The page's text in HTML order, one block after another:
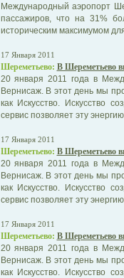
Международный аэропорт
пассажиров, что на 31%
историческим максимумом
17 Января 2011
Шереметьево: В Шереметьево
20 января 2011 года в
Вернисаж. В этот день мы
как Искусство. Искусство
сервис позволяет эту энергию
17 Января 2011
Шереметьево: В Шереметьево
20 января 2011 года в
Вернисаж. В этот день мы
как Искусство. Искусство
сервис позволяет эту энергию
17 Января 2011
Шереметьево: В Шереметьево
20 января 2011 года в
Вернисаж. В этот день мы
как Искусство. Искусство